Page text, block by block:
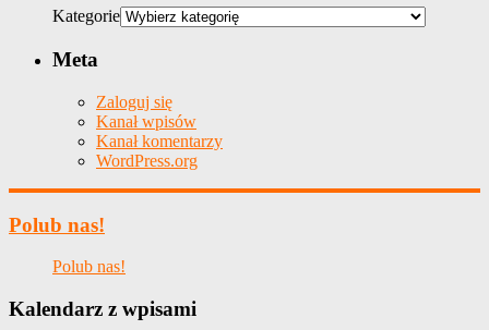
Kategorie
Meta
Zaloguj się
Kanał wpisów
Kanał komentarzy
WordPress.org
Polub nas!
Polub nas!
Kalendarz z wpisami